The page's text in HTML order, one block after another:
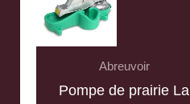
Abreuvoir
Pompe de prairie La